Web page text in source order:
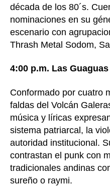
década de los 80´s.
nominaciones en su
escenario con
Thrash Metal Sodom,
4:00 p.m. Las
Conformado por cuatro
faldas del Volcán
música y líricas
sistema patriarcal, la
autoridad institucional.
contrastan el punk con
tradicionales andinas
sureño o raymi.